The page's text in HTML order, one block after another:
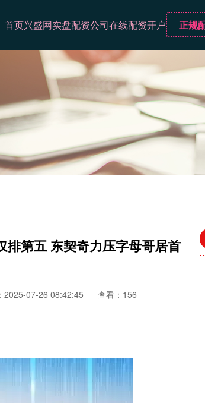
首页兴盛网实盘配资公司在线配资开户 正规
排第五 东契奇力压字母哥居首
2025-07-26 08:42:45 查看：156